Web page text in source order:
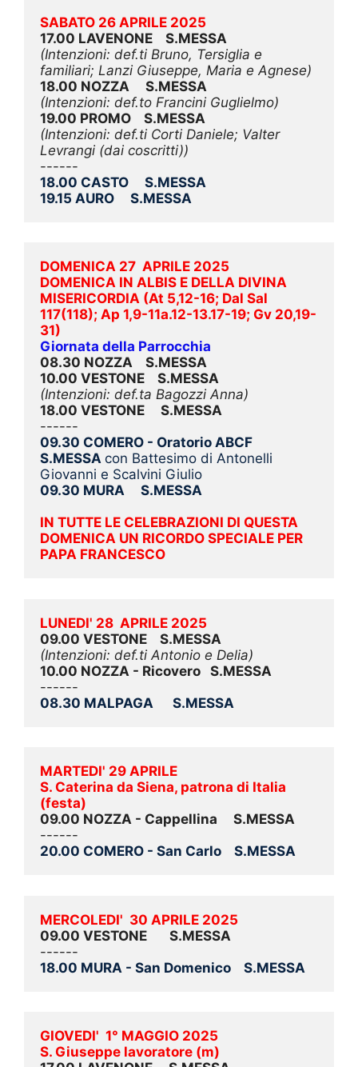
SABATO 26 APRILE 2025
17.00 LAVENONE    S.MESSA
(Intenzioni: def.ti Bruno, Tersiglia e
familiari; Lanzi Giuseppe, Maria e Agnese)
18.00 NOZZA     S.MESSA
(Intenzioni: def.to Francini Guglielmo)
19.00 PROMO    S.MESSA
(Intenzioni: def.ti Corti Daniele; Valter
Levrangi (dai coscritti))
------
18.00 CASTO     S.MESSA
19.15 AURO     S.MESSA
DOMENICA 27  APRILE 2025
DOMENICA IN ALBIS E DELLA DIVINA
MISERICORDIA (At 5,12-16; Dal Sal
117(118); Ap 1,9-11a.12-13.17-19; Gv 20,19-
31)
Giornata della Parrocchia
08.30 NOZZA    S.MESSA
10.00 VESTONE    S.MESSA
(Intenzioni: def.ta Bagozzi Anna)
18.00 VESTONE     S.MESSA
------
09.30 COMERO - Oratorio ABCF
S.MESSA con Battesimo di Antonelli
Giovanni e Scalvini Giulio
09.30 MURA     S.MESSA
IN TUTTE LE CELEBRAZIONI DI QUESTA
DOMENICA UN RICORDO SPECIALE PER
PAPA FRANCESCO
LUNEDI' 28  APRILE 2025
09.00 VESTONE    S.MESSA
(Intenzioni: def.ti Antonio e Delia)
10.00 NOZZA - Ricovero   S.MESSA
------
08.30 MALPAGA      S.MESSA
MARTEDI' 29 APRILE
S. Caterina da Siena, patrona di Italia
(festa)
09.00 NOZZA - Cappellina S.MESSA
------
20.00 COMERO - San Carlo    S.MESSA
MERCOLEDI'  30 APRILE 2025
09.00 VESTONE       S.MESSA
------
18.00 MURA - San Domenico    S.MESSA
GIOVEDI'  1° MAGGIO 2025
S. Giuseppe lavoratore (m)